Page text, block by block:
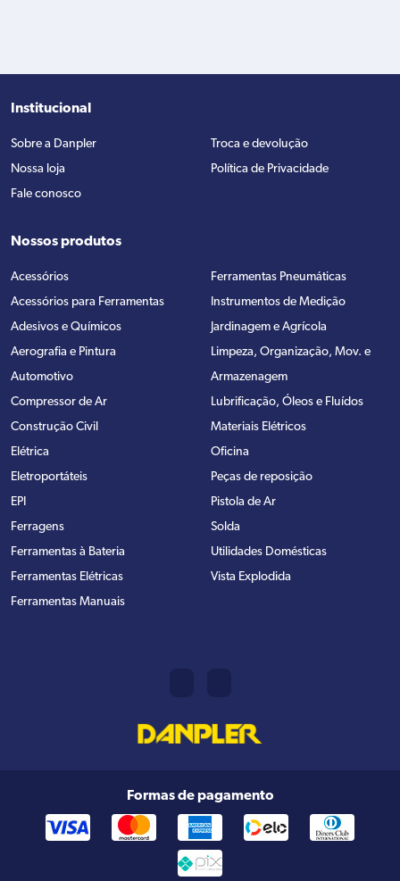
Institucional
Sobre a Danpler
Nossa loja
Fale conosco
Troca e devolução
Política de Privacidade
Nossos produtos
Acessórios
Acessórios para Ferramentas
Adesivos e Químicos
Aerografia e Pintura
Automotivo
Compressor de Ar
Construção Civil
Elétrica
Eletroportáteis
EPI
Ferragens
Ferramentas à Bateria
Ferramentas Elétricas
Ferramentas Manuais
Ferramentas Pneumáticas
Instrumentos de Medição
Jardinagem e Agrícola
Limpeza, Organização, Mov. e
Armazenagem
Lubrificação, Óleos e Fluídos
Materiais Elétricos
Oficina
Peças de reposição
Pistola de Ar
Solda
Utilidades Domésticas
Vista Explodida
Formas de pagamento